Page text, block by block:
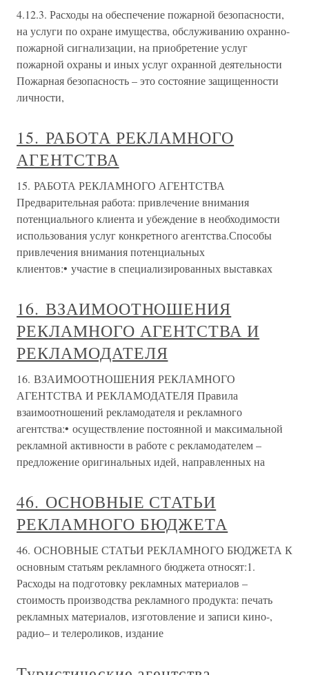
4.12.3. Расходы на обеспечение пожарной безопасности,
на услуги по охране имущества, обслуживанию охранно-
пожарной сигнализации, на приобретение услуг
пожарной охраны и иных услуг охранной деятельности
Пожарная безопасность – это состояние защищенности
личности,
15. РАБОТА РЕКЛАМНОГО
АГЕНТСТВА
15. РАБОТА РЕКЛАМНОГО АГЕНТСТВА
Предварительная работа: привлечение внимания
потенциального клиента и убеждение в необходимости
использования услуг конкретного агентства.Способы
привлечения внимания потенциальных
клиентов:• участие в специализированных выставках
16. ВЗАИМООТНОШЕНИЯ
РЕКЛАМНОГО АГЕНТСТВА И
РЕКЛАМОДАТЕЛЯ
16. ВЗАИМООТНОШЕНИЯ РЕКЛАМНОГО
АГЕНТСТВА И РЕКЛАМОДАТЕЛЯ Правила
взаимоотношений рекламодателя и рекламного
агентства:• осуществление постоянной и максимальной
рекламной активности в работе с рекламодателем –
предложение оригинальных идей, направленных на
46. ОСНОВНЫЕ СТАТЬИ
РЕКЛАМНОГО БЮДЖЕТА
46. ОСНОВНЫЕ СТАТЬИ РЕКЛАМНОГО БЮДЖЕТА К
основным статьям рекламного бюджета относят:1.
Расходы на подготовку рекламных материалов –
стоимость производства рекламного продукта: печать
рекламных материалов, изготовление и записи кино-,
радио– и телероликов, издание